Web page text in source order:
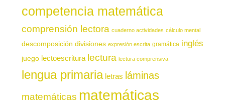
competencia matemática
comprensión lectora cuaderno actividades cálculo mental
descomposición divisiones expresión escrita gramática inglés
juego lectoescritura lectura lectura comprensiva
lengua primaria letras láminas
matemáticas matemáticas